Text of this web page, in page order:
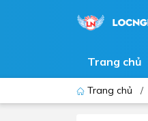
Trang chủ
Trang chủ /